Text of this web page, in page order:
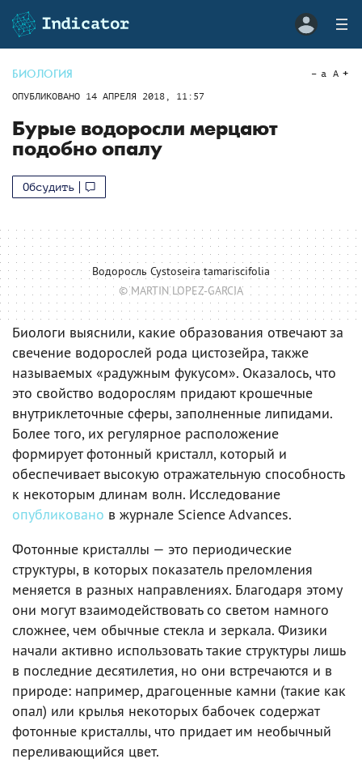
БИОЛОГИЯ
ОПУБЛИКОВАНО 14 АПРЕЛЯ 2018, 11:57
a A
Бурые водоросли мерцают
подобно опалу
Обсудить
Водоросль Cystoseira tamariscifolia
© MARTIN LOPEZ-GARCIA
Биологи выяснили, какие образования отвечают за
свечение водорослей рода цистозейра, также
называемых «радужным фукусом». Оказалось, что
это свойство водорослям придают крошечные
внутриклеточные сферы, заполненные липидами.
Более того, их регулярное расположение
формирует фотонный кристалл, который и
обеспечивает высокую отражательную способность
к некоторым длинам волн. Исследование
опубликовано в журнале Science Advances.
Фотонные кристаллы — это периодические
структуры, в которых показатель преломления
меняется в разных направлениях. Благодаря этому
они могут взаимодействовать со светом намного
сложнее, чем обычные стекла и зеркала. Физики
начали активно использовать такие структуры лишь
в последние десятилетия, но они встречаются и в
природе: например, драгоценные камни (такие как
опал) или крылья некоторых бабочек содержат
фотонные кристаллы, что придает им необычный
переливающийся цвет.